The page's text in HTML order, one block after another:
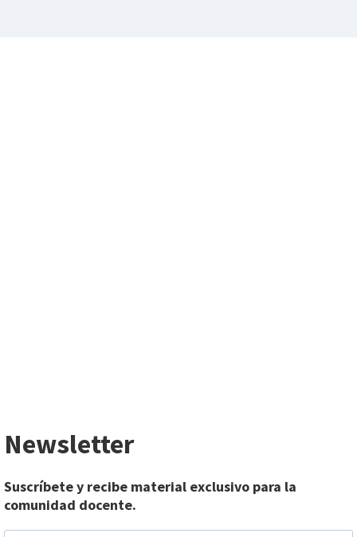
Newsletter
Suscríbete y recibe material exclusivo para la
comunidad docente.